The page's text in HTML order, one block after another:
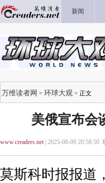
新闻
万维读者网 > 环球大观 > 正文
美俄宣布会
www.creaders.net| 2025-08-09 20:58:50
莫斯科时报报道